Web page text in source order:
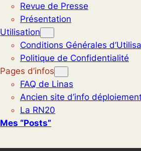
Revue de Presse
Présentation
Utilisation
Conditions Générales
Politique de Confidentialité
Pages d’infos
FAQ de Linas
Ancien site d’info
La RN20
Mes “posts”